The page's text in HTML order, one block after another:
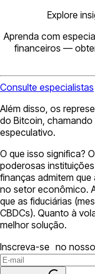
Explore
Aprenda com
financeiros —
Consulte especialistas
Além disso, os
do Bitcoin,
especulativo.
O que isso significa?
poderosas
finanças admitem
no setor econômico.
que as fiduciárias
CBDCs). Quanto à
melhor solução.
Inscreva-se no